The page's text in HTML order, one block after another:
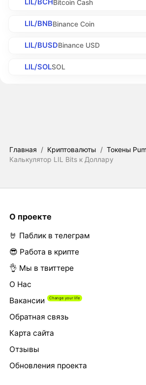
LIL/BCH Bitcoin Cash
LIL/BNBBinance Coin
LIL/BUSDBinance USD
LIL/SOLSOL
Главная / Криптовалюты / Токены
Калькулятор LIL Bits к Доллару
О проекте
🤘 Паблик в телеграм
😎 Работа в крипте
👌 Мы в твиттере
О Нас
Вакансии
Обратная связь
Карта сайта
Отзывы
Обновления проекта